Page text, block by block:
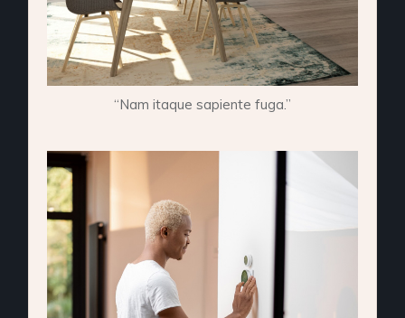
“Nam itaque sapiente fuga.”